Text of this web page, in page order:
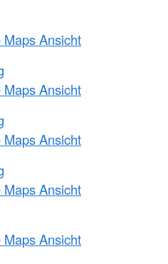
Ansicht
Ansicht
Ansicht
Ansicht
Ansicht